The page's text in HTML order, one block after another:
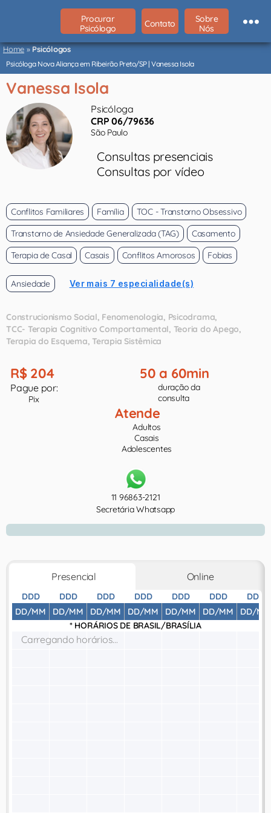
São
Paulo
Procurar
Psicólogo
Contato
Sobre
Nós
Home»Psicólogos
Psicóloga Nova Aliança em Ribeirão Preto/SP | Vanessa Isola
Vanessa Isola
Psicóloga
CRP 06/79636
São Paulo
Consultas presenciais
Consultas por vídeo
Conflitos Familiares Família
TOC - Transtorno Obsessivo
Transtorno de Ansiedade Generalizada (TAG)
Casamento
Terapia de Casal
Casais Conflitos Amorosos Fobias
Ansiedade Ver mais 7 especialidade(s)
Construcionismo Social Fenomenologia Psicodrama
TCC- Terapia Cognitivo Comportamental Teoria do Apego
Terapia do Esquema Terapia Sistêmica
R$ 204
Pague por:
Pix
50 a 60min
duração da
consulta
Atende
Adultos
Casais
Adolescentes
11 96863-2121
Secretária Whatsapp
Presencial Online
DDD
DD/MM
DDD
DD/MM
DDD
DD/MM
DDD
DD/MM
DDD
DD/MM
DDD
DD/MM
DDD
DD/MM
* HORÁRIOS DE BRASIL/BRASÍLIA
Carregando horários...